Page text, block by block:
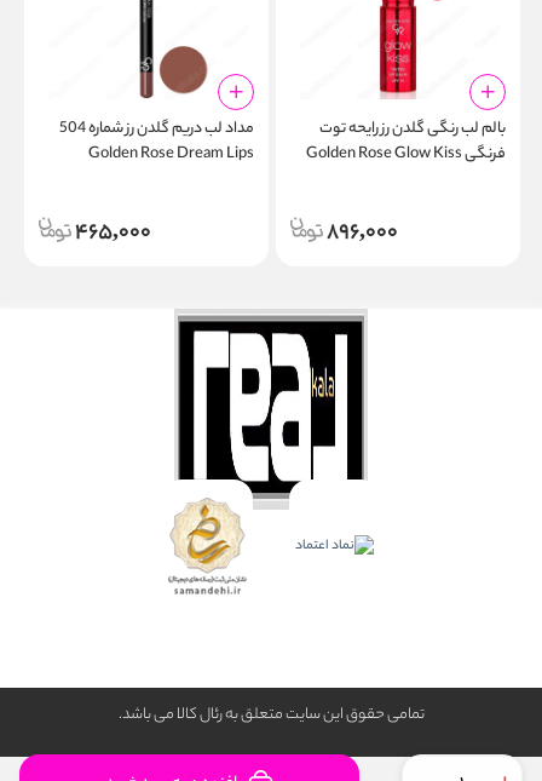
بالم لب رنگی گلدن رز رایحه توت
فرنگی Golden Rose Glow Kiss
896,000
مداد لب دریم گلدن رز شماره 504
Golden Rose Dream Lips
465,000
تمامی حقوق این سایت متعلق به رئال كالا می باشد.